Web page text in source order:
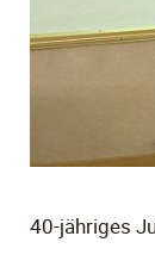
40-jähriges